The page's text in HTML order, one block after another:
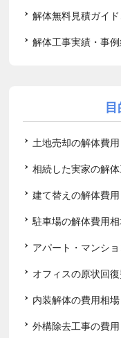
解体無料見積ガイ
解体工事実績・事
土地売却の解体費用
相続した実家の解
建て替えの解体費用
駐車場の解体費用
アパート・マンシ
オフィスの原状回
内装解体の費用相
外構除去工事の費用